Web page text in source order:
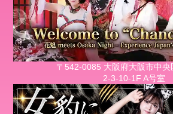
〒542-0085 大阪府大阪市中央
2-3-10-1F A号室